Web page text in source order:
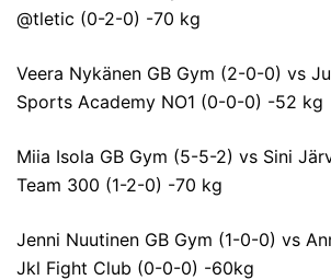
@tletic (0-2-0) -70 kg
Veera Nykänen GB Gym (2-0-0) vs
Sports Academy NO1 (0-0-0) -52 kg
Miia Isola GB Gym (5-5-2) vs Sini
Team 300 (1-2-0) -70 kg
Jenni Nuutinen GB Gym (1-0-0) vs
Jkl Fight Club (0-0-0) -60kg